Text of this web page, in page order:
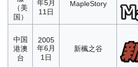
（美
国）
年5月
11日
MapleStory
中国
港澳
台
2005
年6月
1日
新楓之谷